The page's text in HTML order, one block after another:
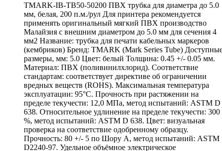
TMARK-IB-TB50-50200 ПВХ трубка для диаметра до 5.0
мм, белая, 200 п.м./рул Для принтера рекомендуется
применять оригинальный мягкий ПВХ производство
Малайзия с внешним диаметром до 5.0 мм для сечения 4
мм2 Название: трубка для печати кабельных маркеров
(кембриков) Бренд: TMARK (Mark Series Tube)
размеры, мм: 5.0 Цвет: белый Толщина: 0.45 +/- 0.05 мм.
Материал: ПВХ (поливинилхлорид). Соответствие
стандартам: соответствует директиве об ограничении
вредных веществ (ROHS). Максимальная температура
эксплуатации: 95°С. Прочность при растяжении на
пределе текучести: 12,0 МПа, метод испытаний: ASTM D
638. Относительное удлинение на пределе текучести: 300
%, метод испытаний: ASTM D 638. Цвет: визуальная
проверка на соответствие одобренному образцу.
Прочность: 80 +/- 5 по Шору А, метод испытаний: ASTM
D2240-97. Удельное объёмное электрическое